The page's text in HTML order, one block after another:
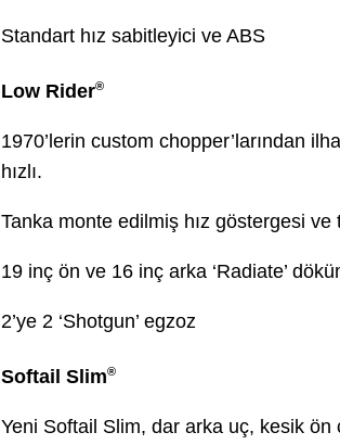
Standart hız sabitleyici ve ABS
Low Rider®
1970’lerin custom chopper’larından
hızlı.
Tanka monte edilmiş hız göstergesi
19 inç ön ve 16 inç arka ‘Radiate’
2’ye 2 ‘Shotgun’ egzoz
Softail Slim®
Yeni Softail Slim, dar arka uç, kesik ön